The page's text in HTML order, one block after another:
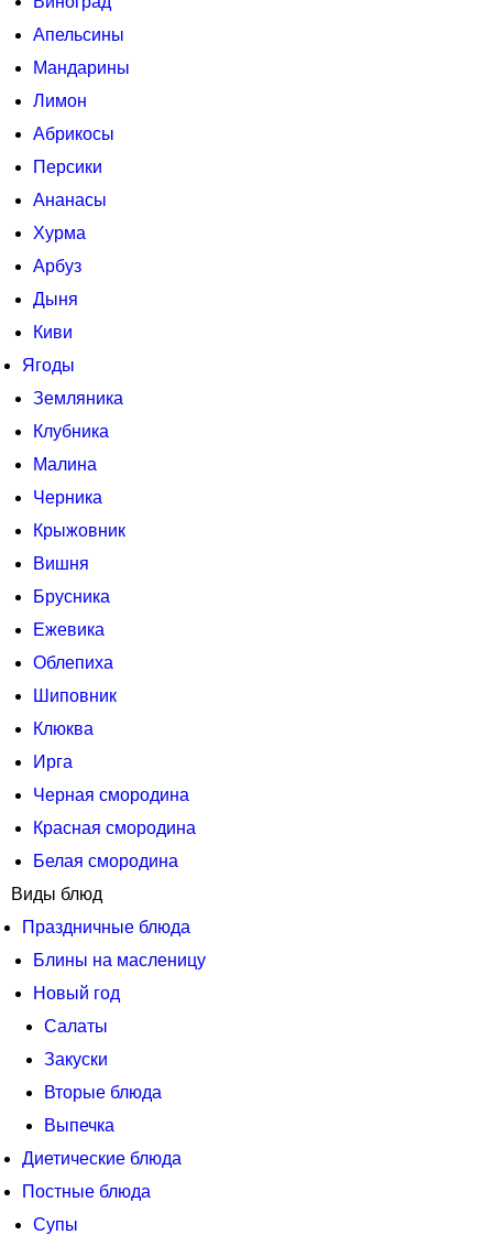
Апельсины
Мандарины
Лимон
Абрикосы
Персики
Ананасы
Хурма
Арбуз
Дыня
Киви
Ягоды
Земляника
Клубника
Малина
Черника
Крыжовник
Вишня
Брусника
Ежевика
Облепиха
Шиповник
Клюква
Ирга
Черная смородина
Красная смородина
Белая смородина
Виды блюд
Праздничные блюда
Блины на масленицу
Новый год
Салаты
Закуски
Вторые блюда
Выпечка
Диетические блюда
Постные блюда
Супы